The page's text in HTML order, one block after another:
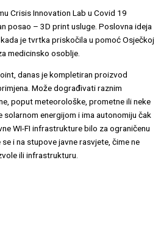
Crisis Innovation Lab u Covid 19
posao – 3D print usluge. Poslovna ideja
je tvrtka priskočila u pomoć Osječkoj
medicinsko osoblje.
danas je kompletiran proizvod
Može dograđivati raznim
poput meteorološke, prometne ili neke
solarnom energijom i ima autonomiju čak
WI-FI infrastrukture bilo za ograničenu
i na stupove javne rasvjete, čime ne
ili infrastrukturu.